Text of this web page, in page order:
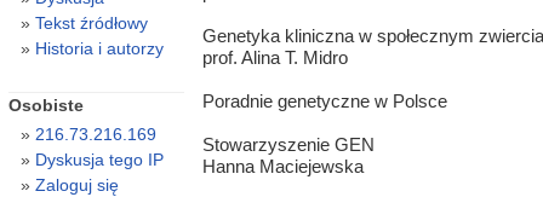
Genetyka kliniczna w społecznym
prof. Alina T. Midro
Poradnie genetyczne w Polsce
Stowarzyszenie GEN
Hanna Maciejewska
Tekst źródłowy
Historia i autorzy
Osobiste
216.73.216.169
Dyskusja tego IP
Zaloguj się